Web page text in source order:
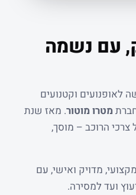
עם נשמה
לאופנועים וקטנועים
מטרו מוטור. מאז שנת
צרכי הרוכב – מוסך,
מדויק ואישי, עם
ועד למסירה.